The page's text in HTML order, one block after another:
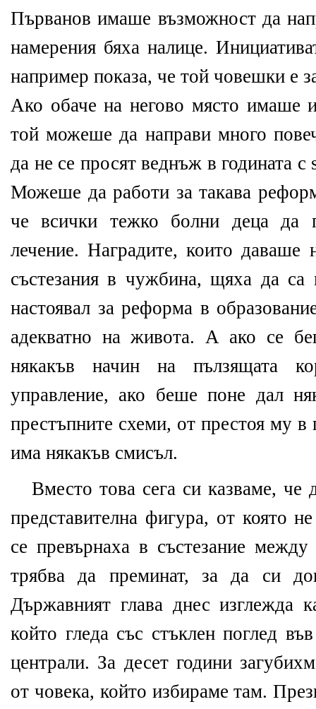
Първанов имаше възможност да
намерения бяха налице.
например показа, че той човешки е
Ако обаче на негово място имаше
той можеше да направи много
да не се просят веднъж в годината
Можеше да работи за такава
че всички тежко болни деца да
лечение. Наградите, които даваше
състезания в чужбина, щяха да
настоявал за реформа в
адекватно на живота. А ако се
някакъв начин на пълзящата
управление, ако беше поне дал
престъпните схеми, от престоя му
има някакъв смисъл.
Вместо това сега си казваме, че
представителна фигура, от която
се превърнаха в състезание
трябва да преминат, за да си
Държавният глава днес изглежда
който гледа със стъклен поглед
централи. За десет години
от човека, който избираме там.